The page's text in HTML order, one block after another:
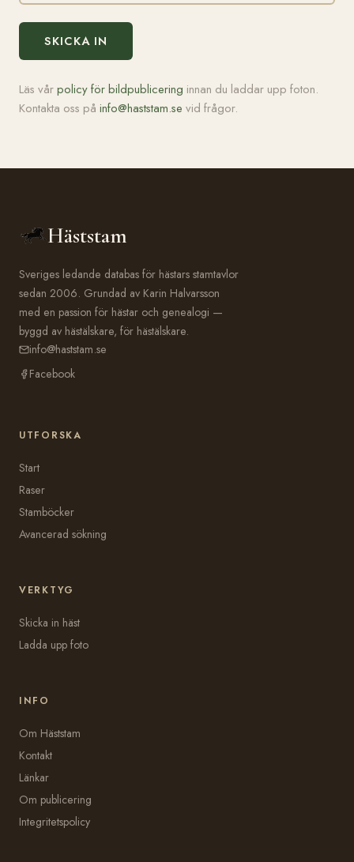
SKICKA IN
Läs vårpolicy för bildpublicering innan du laddar upp foton.
Kontakta oss på info@haststam.se vid frågor.
Häststam
Sveriges ledande databas för hästars stamtavlor
sedan 2006. Grundad av Karin Halvarsson
med en passion för hästar och genealogi —
byggd av hästälskare, för hästälskare.
info@haststam.se
Facebook
UTFORSKA
Start
Raser
Stamböcker
Avancerad sökning
VERKTYG
Skicka in häst
Ladda upp foto
INFO
Om Häststam
Kontakt
Länkar
Om publicering
Integritetspolicy